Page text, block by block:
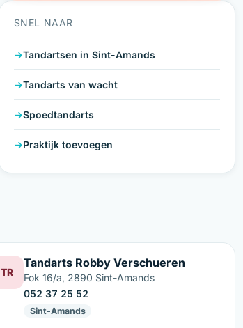
SNEL NAAR
Tandartsen in Sint-Amands
Tandarts van wacht
Spoedtandarts
Praktijk toevoegen
TR
Tandarts Robby Verschueren
Fok 16/a, 2890 Sint-Amands
052 37 25 52
Sint-Amands